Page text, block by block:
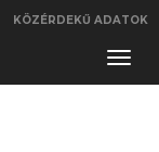
KÖZÉRDEKŰ ADATOK